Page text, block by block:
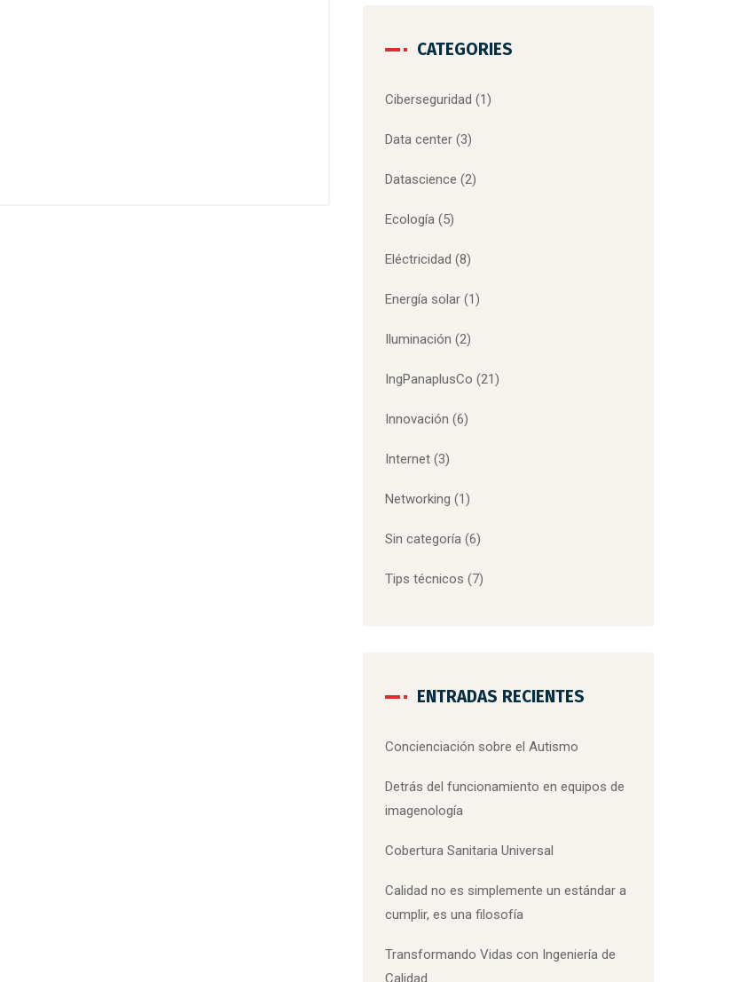
CATEGORIES
Ciberseguridad (1)
Data center (3)
Datascience (2)
Ecología (5)
Eléctricidad (8)
Energía solar (1)
Iluminación (2)
IngPanaplusCo (21)
Innovación (6)
Internet (3)
Networking (1)
Sin categoría (6)
Tips técnicos (7)
ENTRADAS RECIENTES
Concienciación sobre el Autismo
Detrás del funcionamiento en equipos de
imagenología
Cobertura Sanitaria Universal
Calidad no es simplemente un estándar a
cumplir, es una filosofía
Transformando Vidas con Ingeniería de
Calidad